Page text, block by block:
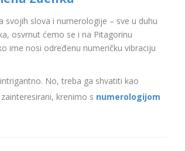
svojih slova i numerologije – sve u duhu
osvrnut ćemo se i na Pitagorinu
ime nosi određenu numeričku vibraciju
No, treba ga shvatiti kao
krenimo s numerologijom